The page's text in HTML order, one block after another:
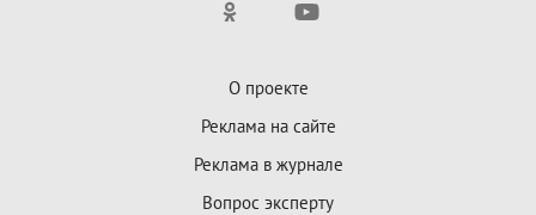
О проекте
Реклама на сайте
Реклама в журнале
Вопрос эксперту